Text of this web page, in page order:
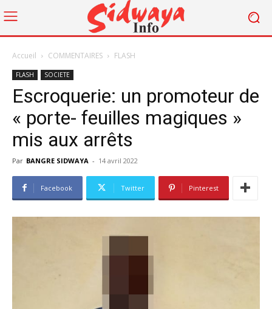
Accueil COMMENTAIRES FLASH
FLASH SOCIETE
Escroquerie: un promoteur de
« porte- feuilles magiques »
mis aux arrêts
Par BANGRE SIDWAYA - 14 avril 2022
Facebook Twitter Pinterest